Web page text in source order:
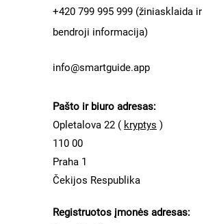
+420 799 995 999 (žiniasklaida ir
bendroji informacija)
info@smartguide.app
Pašto ir biuro adresas:
Opletalova 22 ( kryptys )
110 00
Praha 1
Čekijos Respublika
Registruotos įmonės adresas: